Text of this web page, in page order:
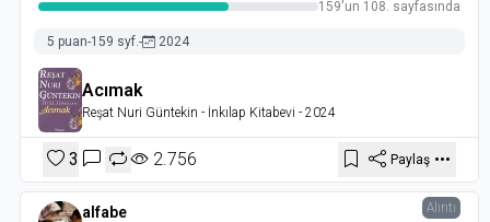
159'un 108. sayfasında
5 puan-159 syf.- 2024
Acımak
Reşat Nuri Güntekin - İnkılap Kitabevi - 2024
3 2.756 Paylaş
alfabe
Alıntı